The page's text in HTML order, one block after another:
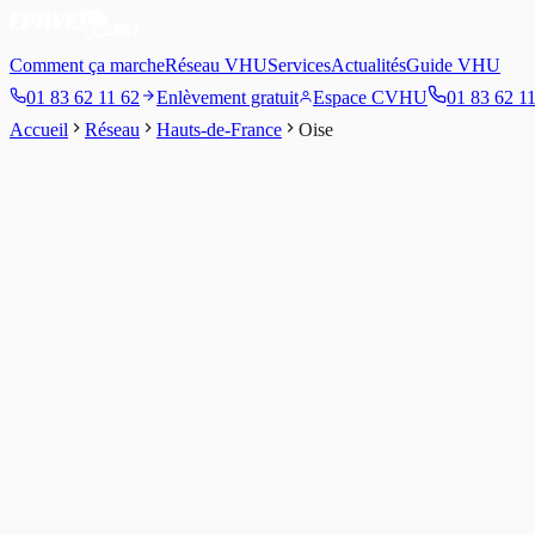
Comment ça marcheRéseau VHUServicesActualitésGuide VHU
01 83 62 11 62
Enlèvement gratuit Espace CVHU
01 83 62
Accueil
Réseau Hauts-de-France Oise